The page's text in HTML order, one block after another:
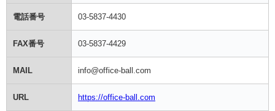
電話番号 03-5837-4430
FAX番号 03-5837-4429
MAIL info@office-ball.com
URL https://office-ball.com